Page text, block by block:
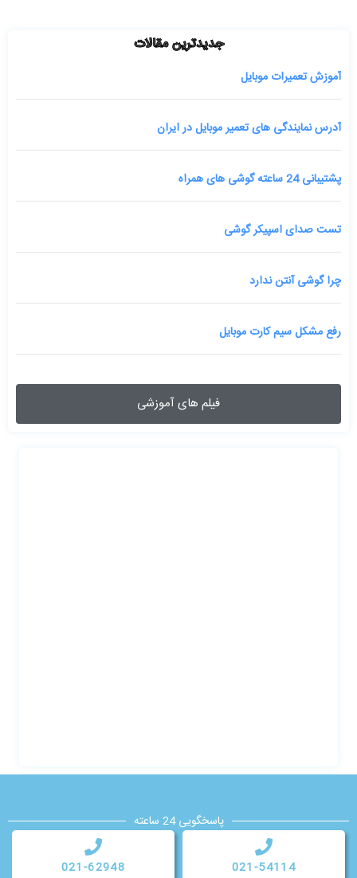
جدیدترین مقالات
آموزش تعمیرات موبایل
آدرس نمایندگی های تعمیر موبایل در ایران
پشتیبانی 24 ساعته گوشی های همراه
تست صدای اسپیکر گوشی
چرا گوشی آنتن ندارد
رفع مشکل سیم کارت موبایل
فیلم های آموزشی
پاسخگویی 24 ساعته
021-54114
021-62948